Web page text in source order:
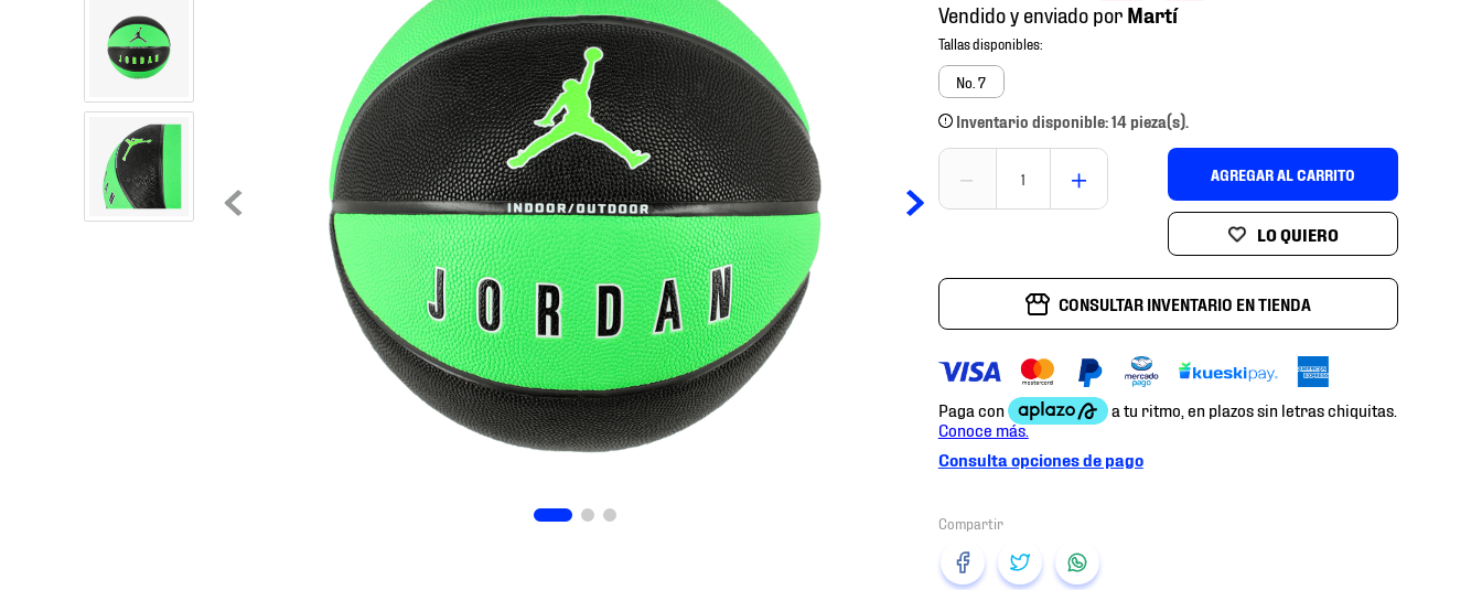
Vendido y enviado por
No. 7
Inventario disponible: 14 pieza(s).
＋
－ AGREGAR AL CARRITO
CONSULTAR INVENTARIO EN TIENDA
Consulta opciones de pago
tenis niño
tenis nike